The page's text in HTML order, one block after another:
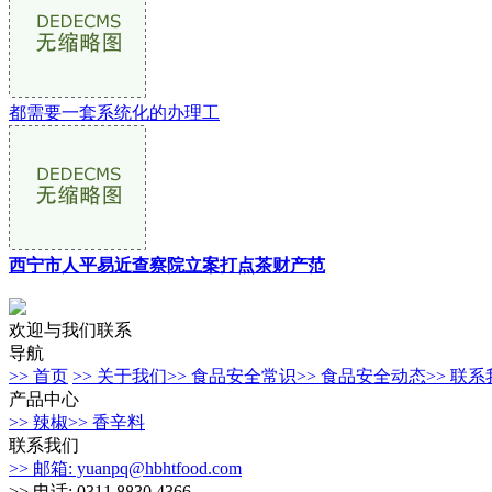
都需要一套系统化的办理工
西宁市人平易近查察院立案打点茶财产范
欢迎与我们联系
导航
>> 首页 >> 关于我们>> 食品安全常识>> 食品安全动态>> 联系
产品中心
>> 辣椒>> 香辛料
联系我们
>> 邮箱: yuanpq@hbhtfood.com